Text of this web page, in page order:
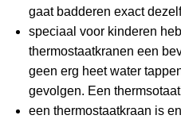
gaat badderen exact
speciaal voor kinderen
thermostaatkranen een
geen erg heet water
gevolgen. Een
een thermostaatkraan is